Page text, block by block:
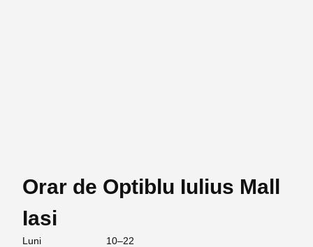
Orar de Optiblu Iulius Mall
Iasi
Luni
10–22